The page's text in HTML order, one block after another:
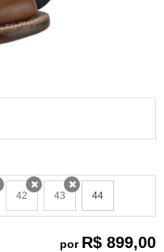
42x 43x 44
por R$ 899,00